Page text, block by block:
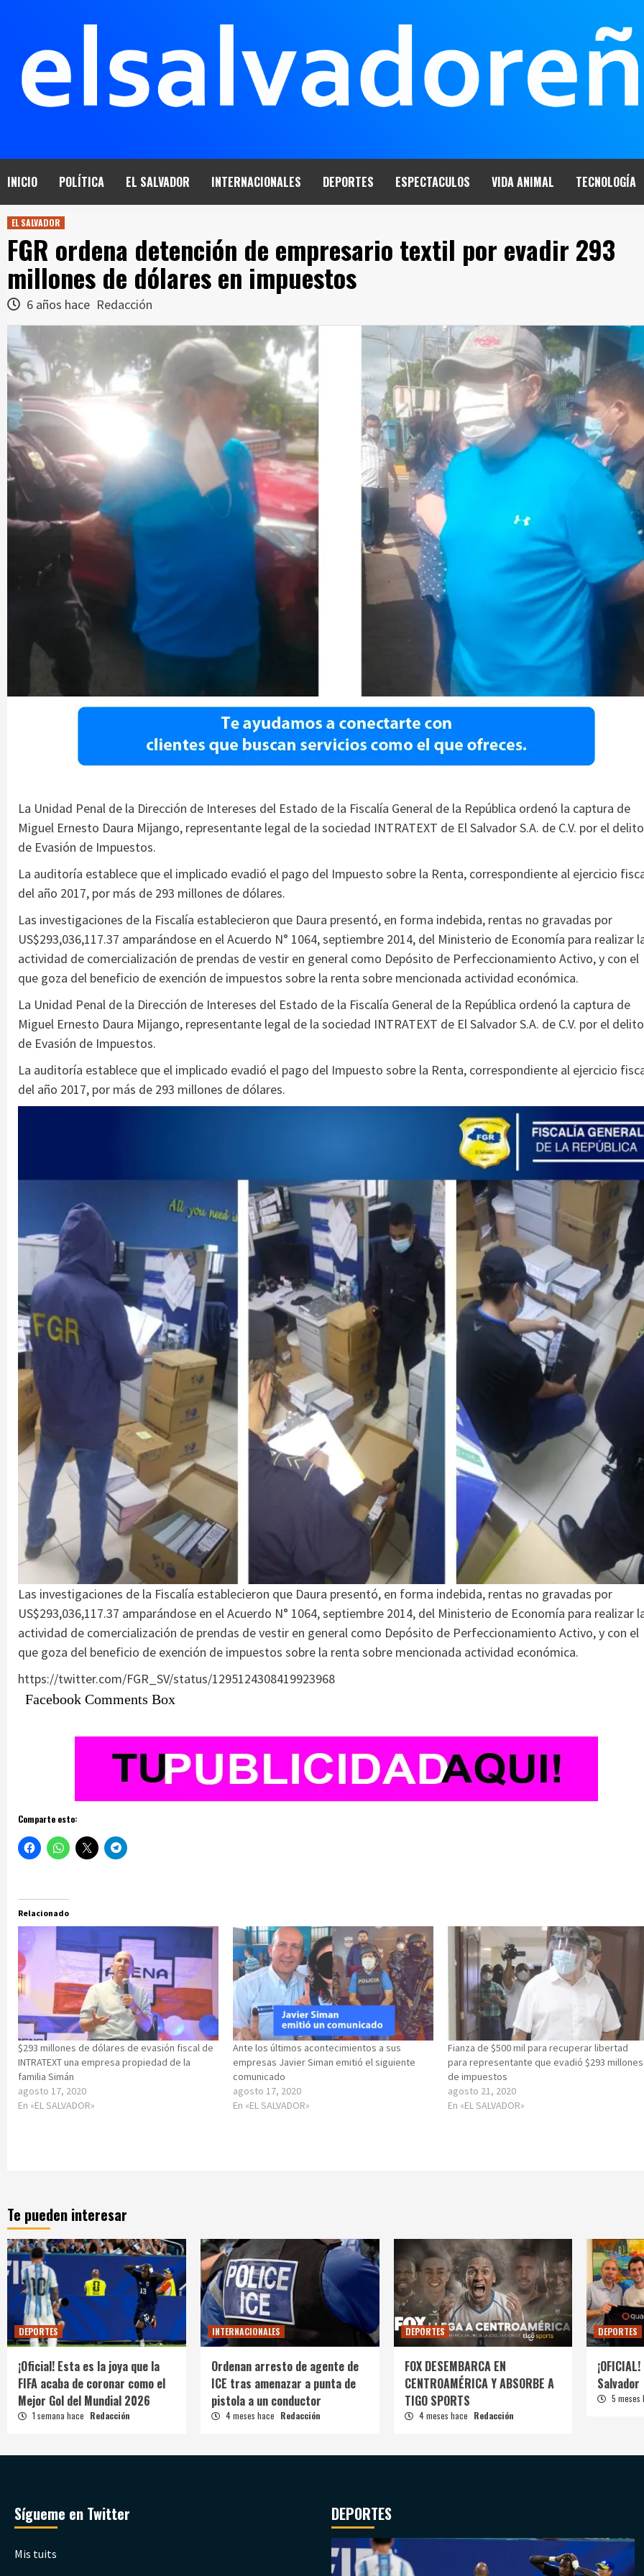
INICIO POLÍTICA EL SALVADOR INTERNACIONALES DEPORTES ESPECTACULOS VIDA ANIMAL TECNOLOGÍA
EL SALVADOR
FGR ordena detención de empresario textil por evadir 293
millones de dólares en impuestos
6 años hace Redacción
La Unidad Penal de la Dirección de Intereses del Estado de la Fiscalía General de la República ordenó la captura de
Miguel Ernesto Daura Mijango, representante legal de la sociedad INTRATEXT de El Salvador S.A. de C.V. por el delito
de Evasión de Impuestos.
La auditoría establece que el implicado evadió el pago del Impuesto sobre la Renta, correspondiente al ejercicio
del año 2017, por más de 293 millones de dólares.
Las investigaciones de la Fiscalía establecieron que Daura presentó, en forma indebida, rentas no gravadas por
US$293,036,117.37 amparándose en el Acuerdo N° 1064, septiembre 2014, del Ministerio de Economía para realizar
actividad de comercialización de prendas de vestir en general como Depósito de Perfeccionamiento Activo, y con el
que goza del beneficio de exención de impuestos sobre la renta sobre mencionada actividad económica.
La Unidad Penal de la Dirección de Intereses del Estado de la Fiscalía General de la República ordenó la captura de
Miguel Ernesto Daura Mijango, representante legal de la sociedad INTRATEXT de El Salvador S.A. de C.V. por el delito
de Evasión de Impuestos.
La auditoría establece que el implicado evadió el pago del Impuesto sobre la Renta, correspondiente al ejercicio
del año 2017, por más de 293 millones de dólares.
Las investigaciones de la Fiscalía establecieron que Daura presentó, en forma indebida, rentas no gravadas por
US$293,036,117.37 amparándose en el Acuerdo N° 1064, septiembre 2014, del Ministerio de Economía para realizar
actividad de comercialización de prendas de vestir en general como Depósito de Perfeccionamiento Activo, y con el
que goza del beneficio de exención de impuestos sobre la renta sobre mencionada actividad económica.
https://twitter.com/FGR_SV/status/1295124308419923968
Facebook Comments Box
Comparte esto:
Relacionado
$293 millones de dólares de evasión fiscal de
INTRATEXT una empresa propiedad de la
familia Simán
agosto 17, 2020
En «EL SALVADOR»
Ante los últimos acontecimientos a sus
empresas Javier Siman emitió el siguiente
comunicado
agosto 17, 2020
En «EL SALVADOR»
Fianza de $500 mil para recuperar libertad
para representante que evadió $293 millones
de impuestos
agosto 21, 2020
En «EL SALVADOR»
Te pueden interesar
DEPORTES
¡Oficial! Esta es la joya que la
FIFA acaba de coronar como el
Mejor Gol del Mundial 2026
1 semana hace Redacción
INTERNACIONALES
Ordenan arresto de agente de
ICE tras amenazar a punta de
pistola a un conductor
4 meses hace Redacción
DEPORTES
FOX DESEMBARCA EN
CENTROAMÉRICA Y ABSORBE A
TIGO SPORTS
4 meses hace Redacción
DEPORTES
Salvador
5
Sígueme en Twitter
Mis tuits
DEPORTES